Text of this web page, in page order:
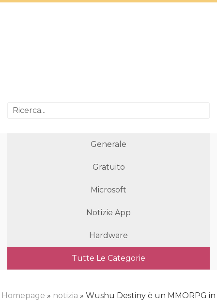
Generale
Gratuito
Microsoft
Notizie App
Hardware
Tutte Le Categorie
Homepage » notizia » Wushu Destiny è un MMORPG in